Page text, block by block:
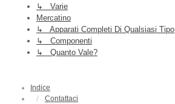
↳ Varie
Mercatino
↳ Apparati Completi Di Qualsiasi Tipo
↳ Componenti
↳ Quanto Vale?
Indice
Contattaci